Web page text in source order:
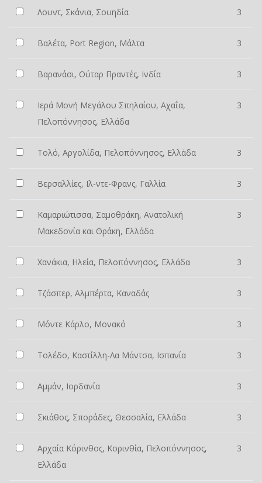
Λουντ, Σκάνια, Σουηδία 3
Βαλέτα, Port Region, Μάλτα 3
Βαρανάσι, Ούταρ Πραντές, Ινδία 3
Ιερά Μονή Μεγάλου Σπηλαίου, Αχαΐα,
Πελοπόννησος, Ελλάδα
3
Τολό, Αργολίδα, Πελοπόννησος, Ελλάδα 3
Βερσαλλίες, Ιλ-ντε-Φρανς, Γαλλία 3
Καμαριώτισσα, Σαμοθράκη, Ανατολική
Μακεδονία και Θράκη, Ελλάδα
3
Χανάκια, Ηλεία, Πελοπόννησος, Ελλάδα 3
Τζάσπερ, Αλμπέρτα, Καναδάς 3
Μόντε Κάρλο, Μονακό 3
Τολέδο, Καστίλλη-Λα Μάντσα, Ισπανία 3
Αμμάν, Ιορδανία 3
Σκιάθος, Σποράδες, Θεσσαλία, Ελλάδα 3
Αρχαία Κόρινθος, Κορινθία, Πελοπόννησος,
Ελλάδα
3